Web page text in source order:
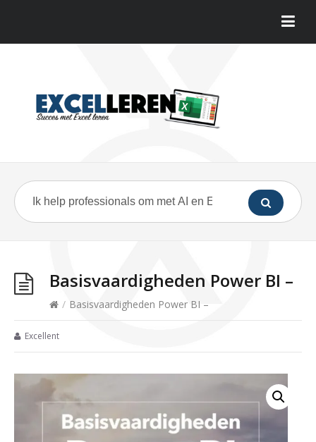
Basisvaardigheden Power BI –
/ Basisvaardigheden Power BI –
Excellent